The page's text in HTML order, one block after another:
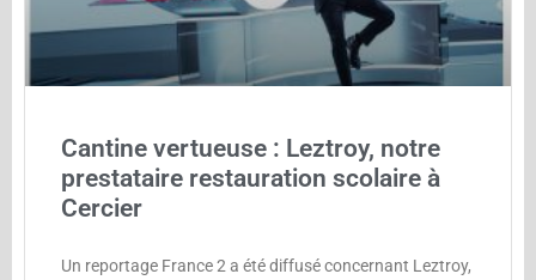
Cantine vertueuse : Leztroy, notre
prestataire restauration scolaire à
Cercier
Un reportage France 2 a été diffusé concernant Leztroy,